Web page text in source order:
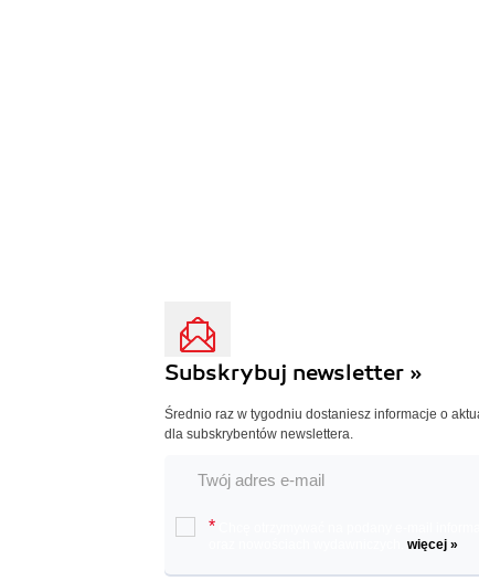
Subskrybuj newsletter »
Średnio raz w tygodniu dostaniesz informacje o
dla subskrybentów newslettera.
*
więcej »